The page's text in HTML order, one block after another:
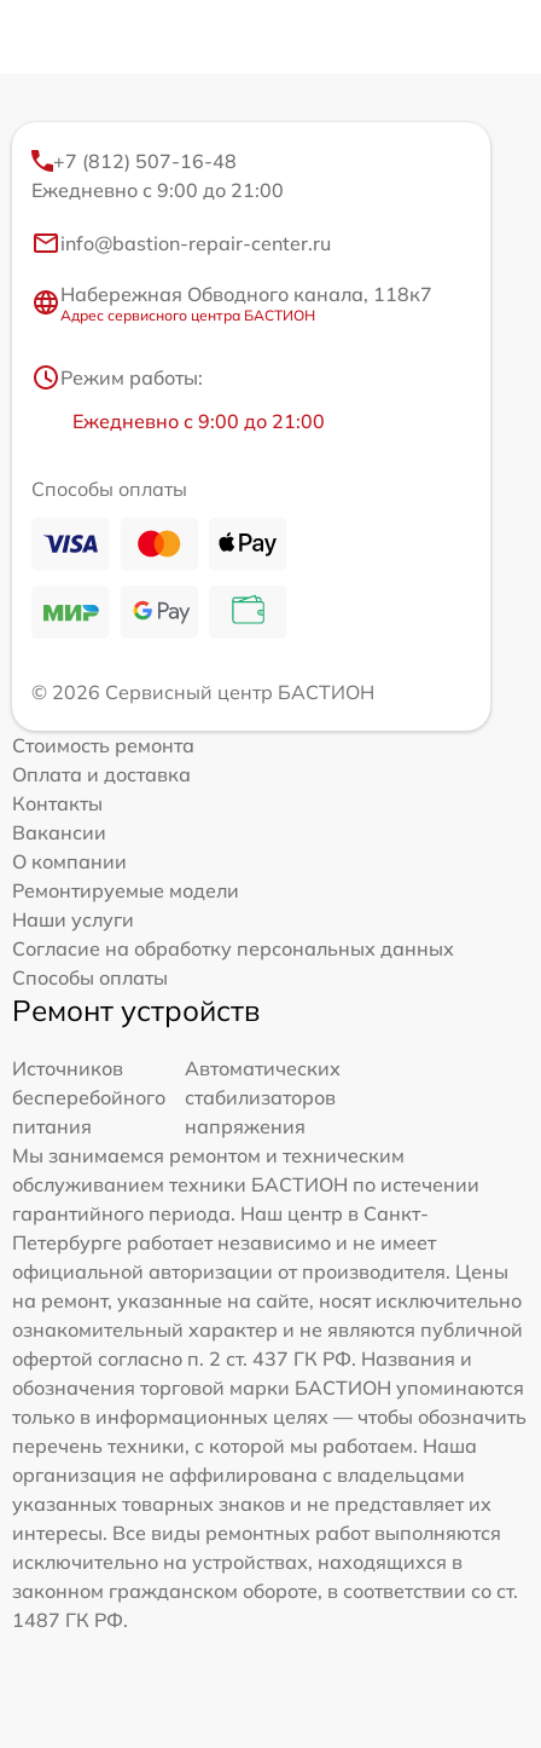
+7 (812) 507-16-48
Ежедневно с 9:00 до 21:00
info@bastion-repair-center.ru
Набережная Обводного канала, 118к7
Адрес сервисного центра БАСТИОН
Режим работы:
Ежедневно с 9:00 до 21:00
Способы оплаты
© 2026 Сервисный центр БАСТИОН
Стоимость ремонта
Оплата и доставка
Контакты
Вакансии
О компании
Ремонтируемые модели
Наши услуги
Согласие на обработку персональных данных
Способы оплаты
Ремонт устройств
Источников
бесперебойного
питания
Автоматических
стабилизаторов
напряжения
Мы занимаемся ремонтом и техническим
обслуживанием техники БАСТИОН по истечении
гарантийного периода. Наш центр в Санкт-
Петербурге работает независимо и не имеет
официальной авторизации от производителя. Цены
на ремонт, указанные на сайте, носят исключительно
ознакомительный характер и не являются публичной
офертой согласно п. 2 ст. 437 ГК РФ. Названия и
обозначения торговой марки БАСТИОН упоминаются
только в информационных целях — чтобы обозначить
перечень техники, с которой мы работаем. Наша
организация не аффилирована с владельцами
указанных товарных знаков и не представляет их
интересы. Все виды ремонтных работ выполняются
исключительно на устройствах, находящихся в
законном гражданском обороте, в соответствии со ст.
1487 ГК РФ.